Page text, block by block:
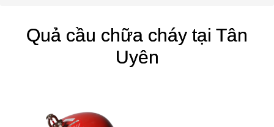
Quả cầu chữa cháy tại Tân
Uyên